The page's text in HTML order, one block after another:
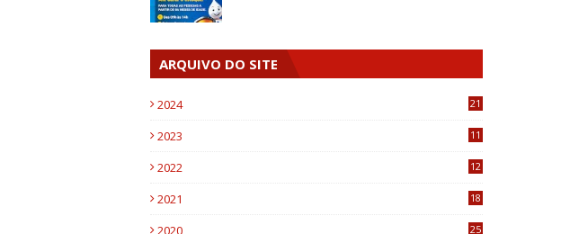
ARQUIVO DO SITE
2024 21
2023
11
2022
12
2021
18
2020 25